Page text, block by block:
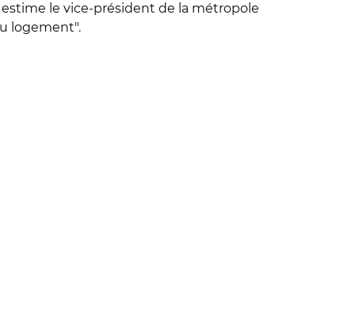
estime le vice-président de la métropole
logement".